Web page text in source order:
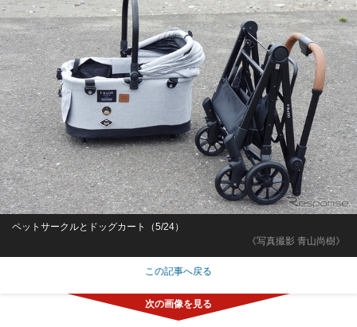
《写真撮影 青山尚樹》
ペットサークルとドッグカート（5/24）
この記事へ戻る